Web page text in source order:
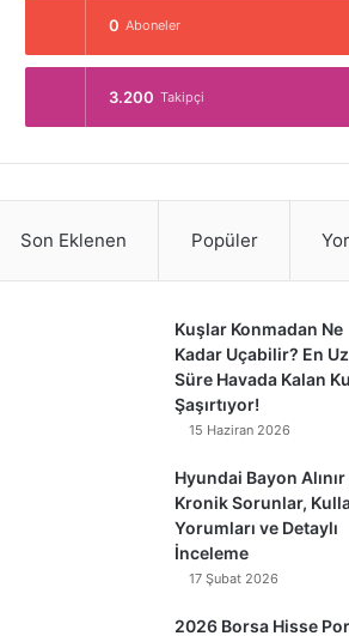
0 Aboneler
3.200 Takipçi
Son Eklenen Popüler
Kuşlar Konmadan Ne
Kadar Uçabilir? En
Süre Havada Kalan
Şaşırtıyor!
15 Haziran 2026
Hyundai Bayon Alınır
Kronik Sorunlar,
Yorumları ve Detaylı
İnceleme
17 Şubat 2026
2026 Borsa Hisse